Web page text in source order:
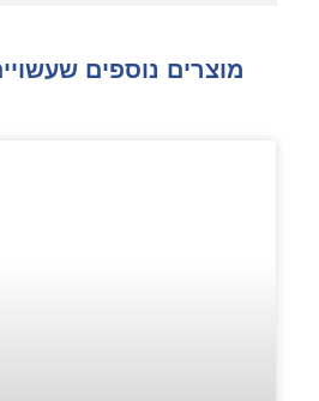
מוצרים נוספים